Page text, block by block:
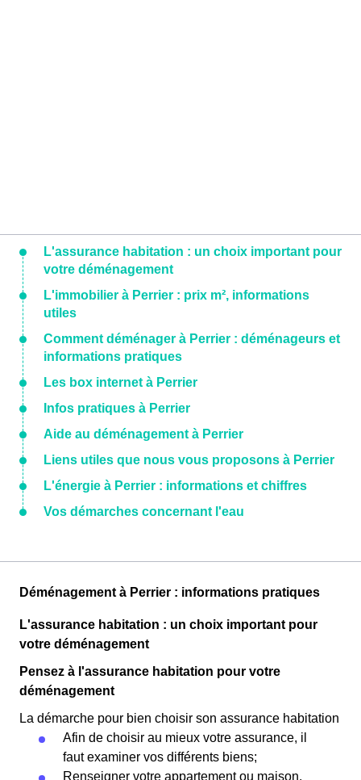
L'assurance habitation : un choix important pour
votre déménagement
L'immobilier à Perrier : prix m², informations
utiles
Comment déménager à Perrier : déménageurs et
informations pratiques
Les box internet à Perrier
Infos pratiques à Perrier
Aide au déménagement à Perrier
Liens utiles que nous vous proposons à Perrier
L'énergie à Perrier : informations et chiffres
Vos démarches concernant l'eau
Déménagement à Perrier : informations pratiques
L'assurance habitation : un choix important pour
votre déménagement
Pensez à l'assurance habitation pour votre
déménagement
La démarche pour bien choisir son assurance habitation
Afin de choisir au mieux votre assurance, il
faut examiner vos différents biens;
Renseigner votre appartement ou maison.